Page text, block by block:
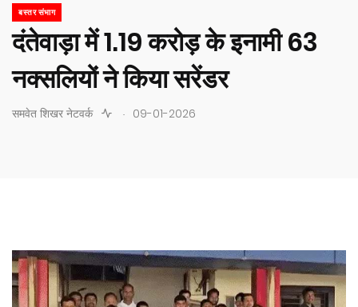
बस्तर संभाग
दंतेवाड़ा में 1.19 करोड़ के इनामी 63
नक्सलियों ने किया सरेंडर
समवेत शिखर नेटवर्क . 09-01-2026